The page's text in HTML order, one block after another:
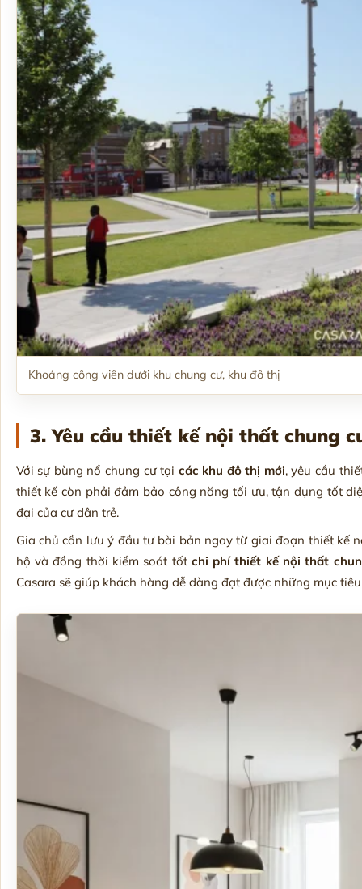
Khoảng công viên dưới khu chung cư, khu đô thị
3. Yêu cầu thiết kế nội thất chung
Với sự bùng nổ chung cư tại các khu đô thị mới, yêu cầu
thiết kế còn phải đảm bảo công năng tối ưu, tận dụng tốt
đại của cư dân trẻ.
Gia chủ cần lưu ý đầu tư bài bản ngay từ giai đoạn thiết kế
hộ và đồng thời kiểm soát tốt chi phí thiết kế nội thất
Casara sẽ giúp khách hàng dễ dàng đạt được những mục